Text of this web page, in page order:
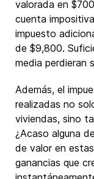
valorada en
cuenta
impuesto
de $9,800.
media perdieran
Además, el
realizadas no
viviendas, sino
¿Acaso alguna
de valor en
ganancias que